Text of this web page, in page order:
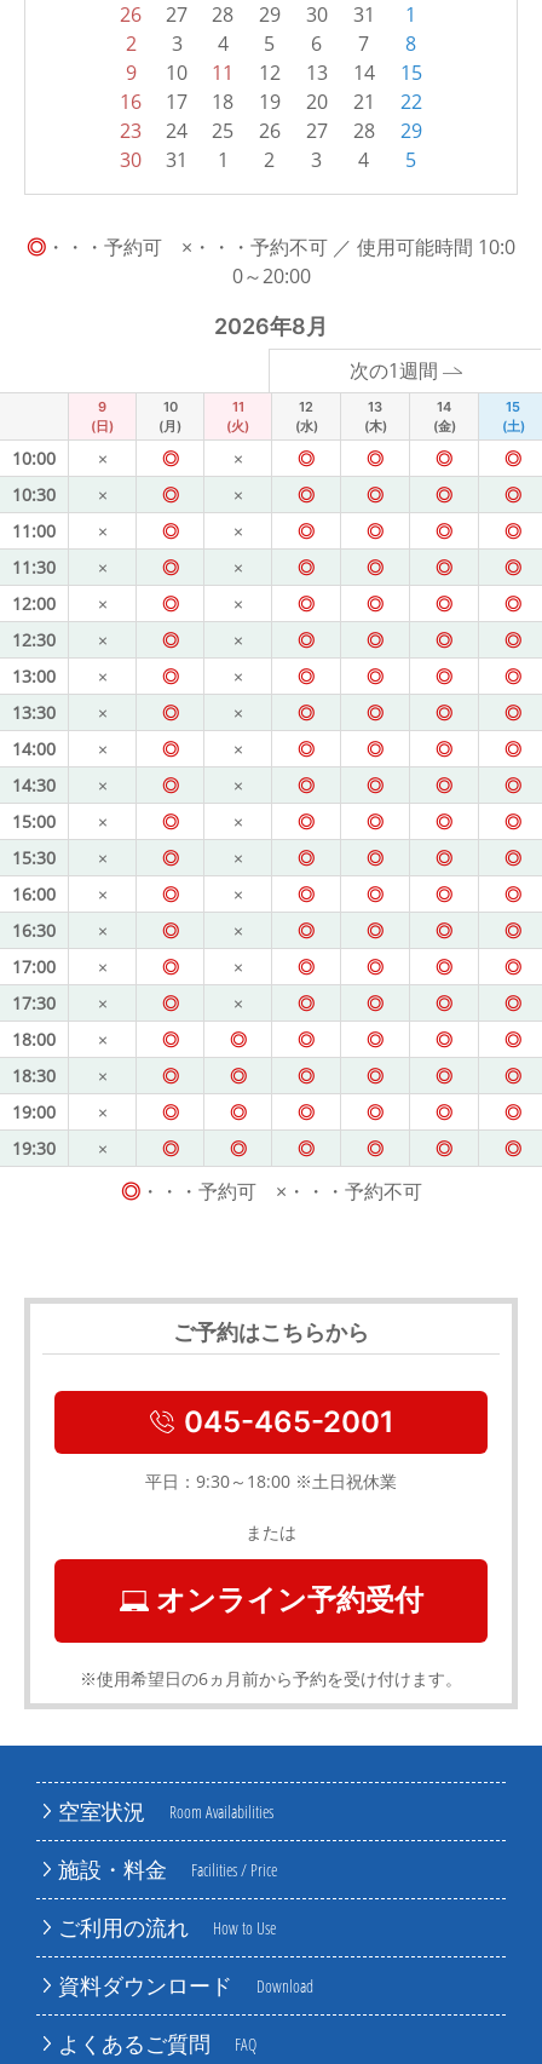
空室状況 Room Availabilities
施設・料金 Facilities / Price
ご利用の流れ How to Use
資料ダウンロード Download
よくあるご質問 FAQ
26 27 28 29 30 31
1
2
3 4 5 6 7
8
9
10 11 12 13 14
15
16
17 18 19 20 21
22
23
24 25 26 27 28
29
30
31 1 2 3 4 5
◎ ・・・予約可 ×・・・予約不可 ／ 使用可能時間 10:0
0～20:00
2026年8月
次の1週間
9
(日)
10
(月)
11
(火)
12
(水)
13
(木)
14
(金)
15
(土)
10:00 × ◎ × ◎ ◎ ◎
◎
10:30
× ◎ × ◎ ◎ ◎
◎
11:00
× ◎ × ◎ ◎ ◎
◎
11:30
× ◎ × ◎ ◎ ◎
◎
12:00
× ◎ × ◎ ◎ ◎
◎
12:30
× ◎ × ◎ ◎ ◎
◎
13:00
× ◎ × ◎ ◎ ◎
◎
13:30
× ◎ × ◎ ◎ ◎
◎
14:00
× ◎ × ◎ ◎ ◎
◎
14:30
× ◎ × ◎ ◎ ◎
◎
15:00
× ◎ × ◎ ◎ ◎
◎
15:30
× ◎ × ◎ ◎ ◎
◎
16:00
× ◎ × ◎ ◎ ◎
◎
16:30
× ◎ × ◎ ◎ ◎
◎
17:00
× ◎ × ◎ ◎ ◎
◎
17:30
× ◎ × ◎ ◎ ◎
◎
18:00
× ◎ ◎ ◎ ◎ ◎
◎
18:30
× ◎ ◎ ◎ ◎ ◎
◎
19:00
× ◎ ◎ ◎ ◎ ◎
◎
19:30
× ◎ ◎ ◎ ◎ ◎ ◎
◎・・・予約可 ×・・・予約不可
ご予約はこちらから
045-465-2001
平日：9:30～18:00 ※土日祝休業
または
オンライン予約受付
※使用希望日の6ヵ月前から予約を受け付けます。